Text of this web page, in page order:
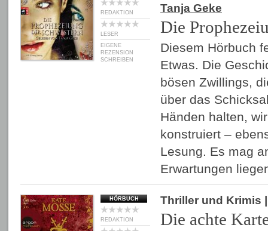
REDAKTION
LESER
EIGENE
REZENSION
SCHREIBEN
Tanja Geke
Die
Diesem Hörbuch
Etwas. Die
bösen Zwillings,
über das
Händen halten,
konstruiert –
Lesung. Es mag
Erwartungen
HÖRBUCH
REDAKTION
Thriller und Krimis
Die achte